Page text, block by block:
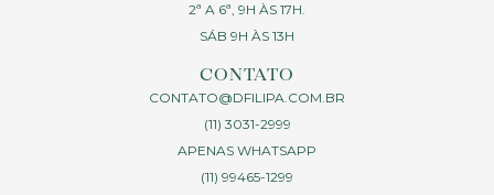
2ª A 6ª, 9H ÀS 17H.
SÁB 9H ÀS 13H
CONTATO
CONTATO@DFILIPA.COM.BR
(11) 3031-2999
APENAS WHATSAPP
(11) 99465-1299